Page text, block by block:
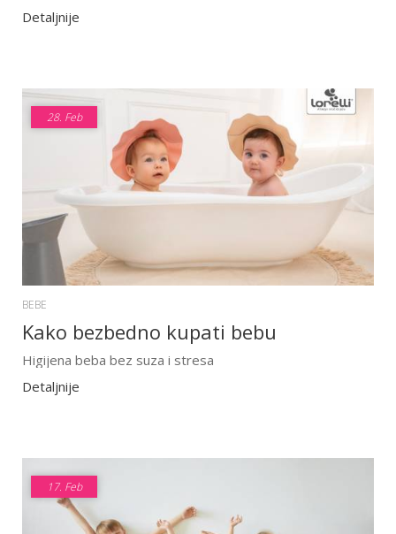
Detaljnije
28. Feb
BEBE
Kako bezbedno kupati bebu
Higijena beba bez suza i stresa
Detaljnije
17. Feb